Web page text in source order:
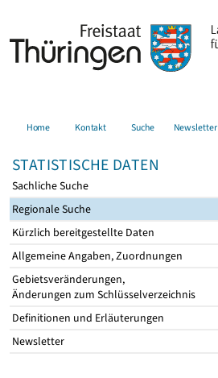
Home Kontakt Suche Newsletter
STATISTISCHE DATEN
Sachliche Suche
Regionale Suche
Kürzlich bereitgestellte Daten
Allgemeine Angaben, Zuordnungen
Gebietsveränderungen,
Änderungen zum Schlüsselverzeichnis
Definitionen und Erläuterungen
Newsletter